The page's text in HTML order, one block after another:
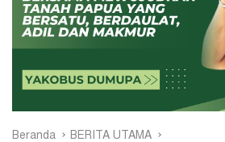
Beranda BERITA UTAMA